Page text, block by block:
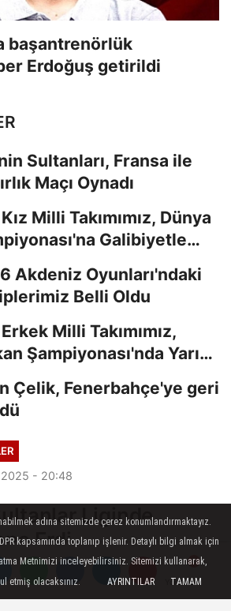
Yorumlar
başantrenörlük
Erdoğuş getirildi
Sultanları, Fransa ile
Maçı Oynadı
Milli Takımımız, Dünya
Galibiyetle
Akdeniz Oyunları'ndaki
Belli Oldu
Milli Takımımız,
Şampiyonası'nda Yarı
Çelik, Fenerbahçe'ye geri
2025 - 20:48
Liginde
Erdi
Liginde 23.haftaYorumlar
adına sitemizde çerez konumlandırmaktayız.
kapsamında toplanıp işlenir. Detaylı bilgi almak için
Metnimizi inceleyebilirsiniz. Sitemizi kullanarak,
etmiş olacaksınız.
AYRINTILAR TAMAM